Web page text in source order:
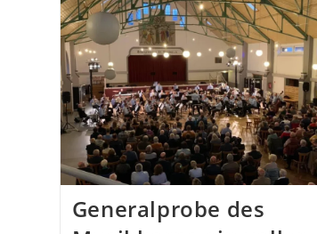
Generalprobe des